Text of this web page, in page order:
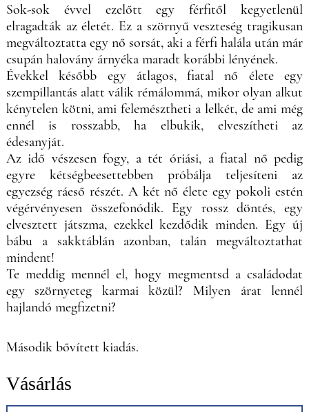
Sok-sok évvel ezelőtt egy férfitől kegyetlenül
elragadták az életét. Ez a szörnyű veszteség tragikusan
megváltoztatta egy nő sorsát, aki a férfi halála után már
csupán halovány árnyéka maradt korábbi lényének.
Évekkel később egy átlagos, fiatal nő élete egy
szempillantás alatt válik rémálommá, mikor olyan alkut
kénytelen kötni, ami felemésztheti a lelkét, de ami még
ennél is rosszabb, ha elbukik, elveszítheti az
édesanyját.
Az idő vészesen fogy, a tét óriási, a fiatal nő pedig
egyre kétségbeesettebben próbálja teljesíteni az
egyezség ráeső részét. A két nő élete egy pokoli estén
végérvényesen összefonódik. Egy rossz döntés, egy
elvesztett játszma, ezekkel kezdődik minden. Egy új
bábu a sakktáblán azonban, talán megváltoztathat
mindent!
Te meddig mennél el, hogy megmentsd a családodat
egy szörnyeteg karmai közül? Milyen árat lennél
hajlandó megfizetni?
Második bővített kiadás.
Vásárlás